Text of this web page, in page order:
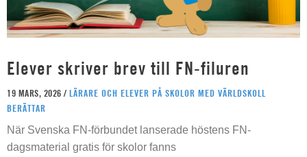
Elever skriver brev till FN-filuren
19 MARS, 2026 / LÄRARE OCH ELEVER PÅ SKOLOR MED VÄRLDSKOLL
BERÄTTAR
När Svenska FN-förbundet lanserade höstens FN-
dagsmaterial gratis för skolor fanns